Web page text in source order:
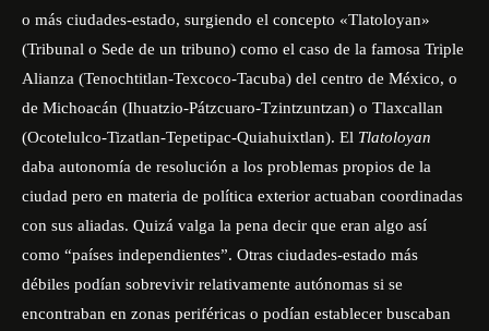
o más ciudades-estado, surgiendo el concepto «Tlatoloyan»
(Tribunal o Sede de un tribuno) como el caso de la famosa Triple
Alianza (Tenochtitlan-Texcoco-Tacuba) del centro de México, o
de Michoacán (Ihuatzio-Pátzcuaro-Tzintzuntzan) o Tlaxcallan
(Ocotelulco-Tizatlan-Tepetipac-Quiahuixtlan). El Tlatoloyan
daba autonomía de resolución a los problemas propios de la
ciudad pero en materia de política exterior actuaban coordinadas
con sus aliadas. Quizá valga la pena decir que eran algo así
como “países independientes”. Otras ciudades-estado más
débiles podían sobrevivir relativamente autónomas si se
encontraban en zonas periféricas o podían establecer buscaban